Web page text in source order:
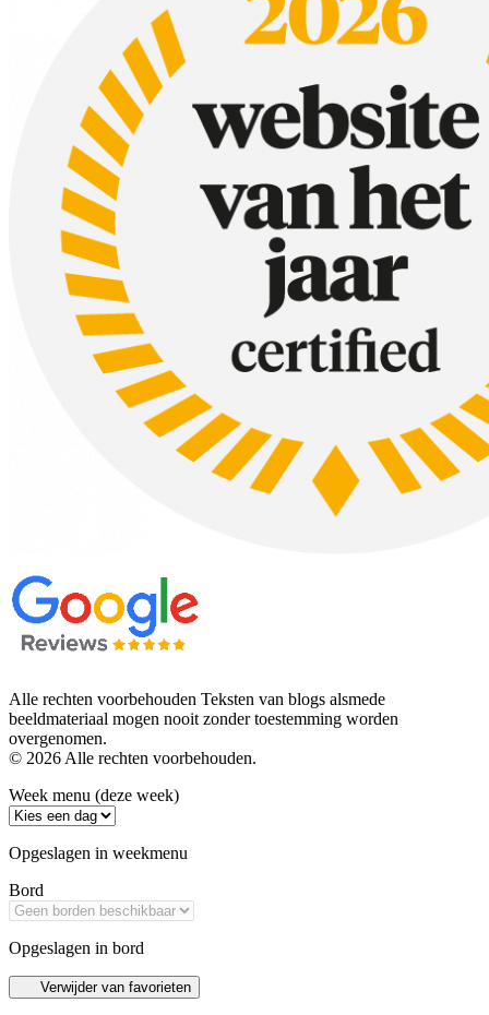
Alle rechten voorbehouden Teksten van blogs alsmede
beeldmateriaal mogen nooit zonder toestemming worden
overgenomen.
© 2026 Alle rechten voorbehouden.
Week menu (deze week)
Opgeslagen in weekmenu
Bord
Opgeslagen in bord
Verwijder van favorieten